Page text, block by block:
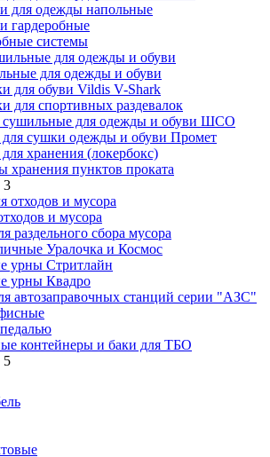
для одежды напольные
гардеробные
системы
для одежды и обуви
для обуви Vildis V-Shark
для спортивных раздевалок
для одежды и обуви ШСО
сушки одежды и обуви Промет
хранения (локербокс)
хранения пунктов проката
и мусора
раздельного сбора мусора
Уралочка и Космос
урны Стритлайн
урны Квадро
автозаправочных станций серии "АЗС"
контейнеры и баки для ТБО